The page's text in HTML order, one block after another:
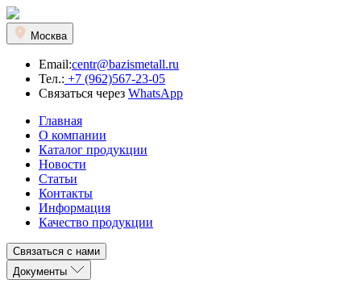
Москва
Email:centr@bazismetall.ru
Тел.: +7 (962)567-23-05
Связаться через WhatsApp
Главная
О компании
Каталог продукции
Новости
Статьи
Контакты
Информация
Качество продукции
Связаться с нами
Документы